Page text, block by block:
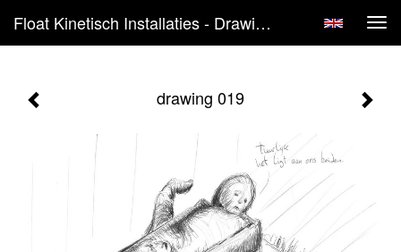
Float Kinetisch Installaties - Drawing 019
drawing 019